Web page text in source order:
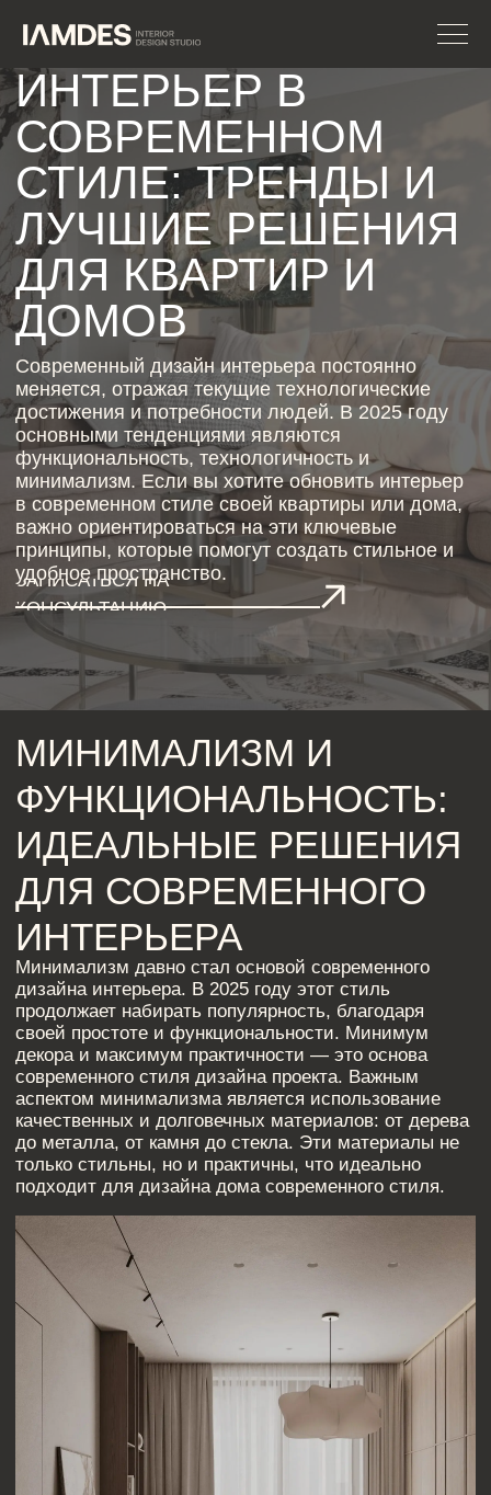
ИНТЕРЬЕР В
СОВРЕМЕННОМ
СТИЛЕ: ТРЕНДЫ И
ЛУЧШИЕ РЕШЕНИЯ
ДЛЯ КВАРТИР И
ДОМОВ
Современный дизайн интерьера постоянно
меняется, отражая текущие технологические
достижения и потребности людей. В 2025 году
основными тенденциями являются
функциональность, технологичность и
минимализм. Если вы хотите обновить интерьер
в современном стиле своей квартиры или дома,
важно ориентироваться на эти ключевые
принципы, которые помогут создать стильное и
удобное пространство.
ЗАПИСАТЬСЯ НА
КОНСУЛЬТАЦИЮ
Минимализм давно стал основой современного
дизайна интерьера. В 2025 году этот стиль
своей простоте и функциональности. Минимум
декора и максимум практичности — это основа
современного стиля дизайна проекта. Важным
аспектом минимализма является использование
качественных и долговечных материалов: от дерева
до металла, от камня до стекла. Эти материалы не
только стильны, но и практичны, что идеально
подходит для дизайна дома современного стиля.
МИНИМАЛИЗМ И
ФУНКЦИОНАЛЬНОСТЬ:
ИДЕАЛЬНЫЕ РЕШЕНИЯ
ДЛЯ СОВРЕМЕННОГО
ИНТЕРЬЕРА
Умный дом:
интеграция
технологий в